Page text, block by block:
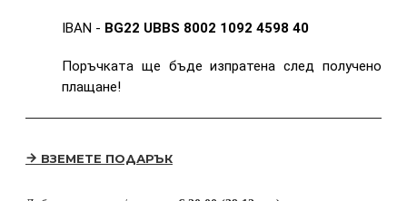
IBAN - BG22 UBBS 8002 1092 4598 40
Поръчката ще бъде изпратена след получено
плащане!
ВЗЕМЕТЕ ПОДАРЪК